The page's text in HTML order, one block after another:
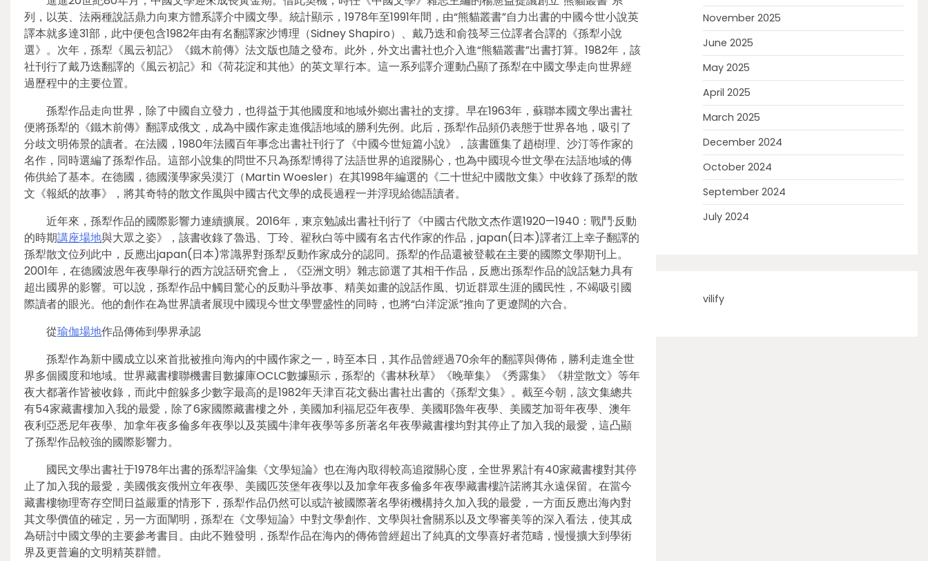
列，以英、法兩種說話鼎力向東方體系譯介中國文學。統計顯示，1978年至1991年間，由“熊貓叢書”自力出書的中國今世小說英
譯本就多達31部，此中便包含1982年由有名翻譯家沙博理（Sidney Shapiro）、戴乃迭和俞筏琴三位譯者合譯的《孫犁小說
選》。次年，孫犁《風云初記》《鐵木前傳》法文版也隨之發布。此外，外文出書社也介入進“熊貓叢書”出書打算。1982年，該
社刊行了戴乃迭翻譯的《風云初記》和《荷花淀和其他》的英文單行本。這一系列譯介運動凸顯了孫犁在中國文學走向世界經
過歷程中的主要位置。
孫犁作品走向世界，除了中國自立發力，也得益于其他國度和地域外鄉出書社的支撐。早在1963年，蘇聯本國文學出書社
便將孫犁的《鐵木前傳》翻譯成俄文，成為中國作家走進俄語地域的勝利先例。此后，孫犁作品頻仍表態于世界各地，吸引了
分歧文明佈景的讀者。在法國，1980年法國百年事念出書社刊行了《中國今世短篇小說》，該書匯集了趙樹理、沙汀等作家的
名作，同時選編了孫犁作品。這部小說集的問世不只為孫犁博得了法語世界的追蹤關心，也為中國現今世文學在法語地域的傳
佈供給了基本。在德國，德國漢學家吳漠汀（Martin Woesler）在其1998年編選的《二十世紀中國散文集》中收錄了孫犁的散
文《報紙的故事》，將其奇特的散文作風與中國古代文學的成長過程一并浮現給德語讀者。
近年來，孫犁作品的國際影響力連續擴展。2016年，東京勉誠出書社刊行了《中國古代散文杰作選1920—1940：戰鬥·反動
的時期講座場地與大眾之姿》，該書收錄了魯迅、丁玲、翟秋白等中國有名古代作家的作品，japan(日本)譯者江上幸子翻譯的
孫犁散文位列此中，反應出japan(日本)常識界對孫犁反動作家成分的認同。孫犁的作品還被登載在主要的國際文學期刊上。
2001年，在德國波恩年夜學舉行的西方說話研究會上，《亞洲文明》雜志節選了其相干作品，反應出孫犁作品的說話魅力具有
超出國界的影響。可以說，孫犁作品中觸目驚心的反動斗爭故事、精美如畫的說話作風、切近群眾生涯的國民性，不竭吸引國
際讀者的眼光。他的創作在為世界讀者展現中國現今世文學豐盛性的同時，也將“白洋淀派”推向了更遼闊的六合。
從瑜伽場地作品傳佈到學界承認
孫犁作為新中國成立以來首批被推向海內的中國作家之一，時至本日，其作品曾經過70余年的翻譯與傳佈，勝利走進全世
界多個國度和地域。世界藏書樓聯機書目數據庫OCLC數據顯示，孫犁的《書林秋草》《晚華集》《秀露集》《耕堂散文》等年
夜大都著作皆被收錄，而此中館躲多少數字最高的是1982年天津百花文藝出書社出書的《孫犁文集》。截至今朝，該文集總共
有54家藏書樓加入我的最愛，除了6家國際藏書樓之外，美國加利福尼亞年夜學、美國耶魯年夜學、美國芝加哥年夜學、澳年
夜利亞悉尼年夜學、加拿年夜多倫多年夜學以及英國牛津年夜學等多所著名年夜學藏書樓均對其停止了加入我的最愛，這凸顯
了孫犁作品較強的國際影響力。
國民文學出書社于1978年出書的孫犁評論集《文學短論》也在海內取得較高追蹤關心度，全世界累計有40家藏書樓對其停
止了加入我的最愛，美國俄亥俄州立年夜學、美國匹茨堡年夜學以及加拿年夜多倫多年夜學藏書樓許諾將其永遠保留。在當今
藏書樓物理寄存空間日益嚴重的情形下，孫犁作品仍然可以或許被國際著名學術機構持久加入我的最愛，一方面反應出海內對
其文學價值的確定，另一方面闡明，孫犁在《文學短論》中對文學創作、文學與社會關系以及文學審美等的深入看法，使其成
為研討中國文學的主要參考書目。由此不難發明，孫犁作品在海內的傳佈曾經超出了純真的文學喜好者范疇，慢慢擴大到學術
界及更普遍的文明精英群體。
November 2025
June 2025
May 2025
April 2025
March 2025
December 2024
October 2024
September 2024
July 2024
vilify